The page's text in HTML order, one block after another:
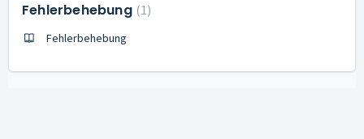
Fehlerbehebung 1
Fehlerbehebung